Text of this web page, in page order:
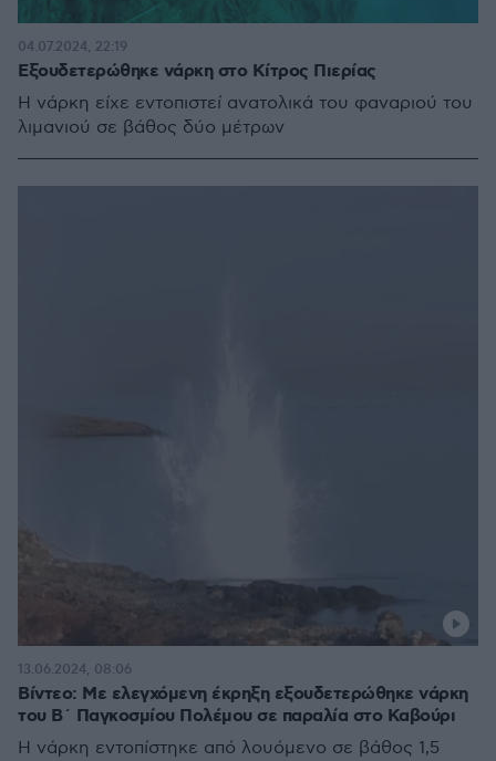
Εξουδετερώθηκε νάρκη στο Κίτρος Πιερίας
Η νάρκη είχε εντοπιστεί ανατολικά του φαναριού του
λιμανιού σε βάθος δύο μέτρων
04.07.2024, 22:19
Βίντεο: Με ελεγχόμενη έκρηξη εξουδετερώθηκε νάρκη
του Β΄ Παγκοσμίου Πολέμου σε παραλία στο Καβούρι
Η νάρκη εντοπίστηκε από λουόμενο σε βάθος 1,5
13.06.2024, 08:06